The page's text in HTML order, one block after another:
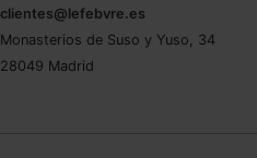
clientes@lefebvre.es
Monasterios de Suso y Yuso, 34
28049 Madrid